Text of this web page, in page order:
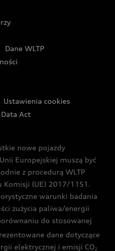
Audi
w Warszawie
Narciarskich w
Dane WLTP
Ustawienia cookies
Data Act
nowe pojazdy
Europejskiej muszą być
z procedurą WLTP
Komisji (UE) 2017/1151.
warunki badania
zużycia paliwa/energii
do stosowanej
dane dotyczące
elektrycznej i emisji CO2